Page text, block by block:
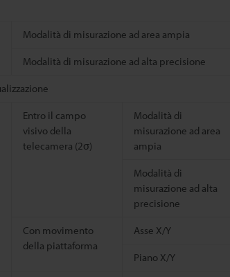
Modalità di misurazione ad area ampia
Modalità di misurazione ad alta precisione
Entro il campo
visivo della
telecamera (2σ)
Modalità di
misurazione ad area
ampia
Modalità di
misurazione ad alta
precisione
Con movimento
della piattaforma
Asse X/Y
Piano X/Y